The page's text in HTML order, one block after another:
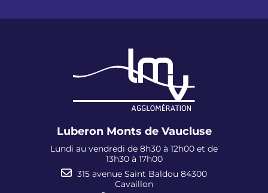
Luberon Monts de Vaucluse
Lundi au vendredi de 8h30 à 12h00 et de
13h30 à 17h00
315 avenue Saint Baldou 84300
Cavaillon